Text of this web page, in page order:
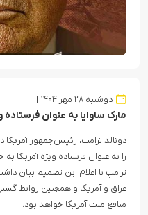
دوشنبه ۲۸ مهر ۱۴۰۴
مارک ساوایا به عنوان
را به عنوان فرستاده ویژه
ترامپ با اعلام این تصمیم بیان
عراق و آمریکا و همچنین روابط
منافع ملت آمریکا خواهد بود.